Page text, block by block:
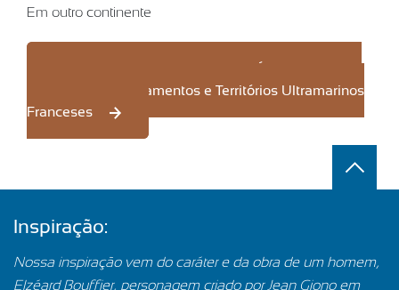
Em outro continente
Para saber mais sobre a Elzéar África, o Oriente
Médio e os Departamentos e Territórios Ultramarinos
Franceses
Inspiração:
Nossa inspiração vem do caráter e da obra de um homem,
Elzéard Bouffier, personagem criado por Jean Giono em